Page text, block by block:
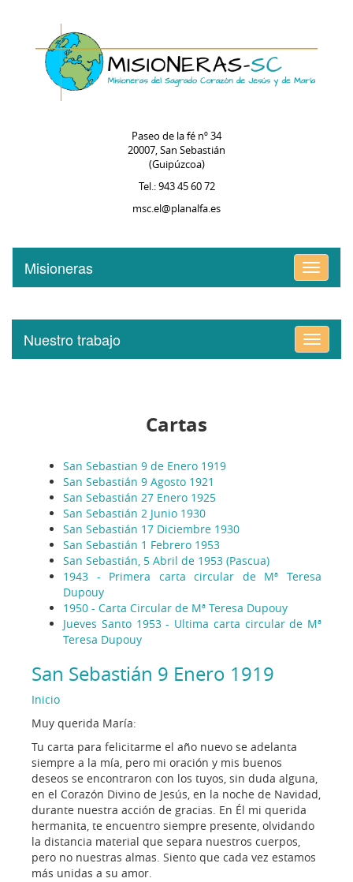
Paseo de la fé nº 34
20007, San Sebastián
(Guipúzcoa)
Tel.: 943 45 60 72
msc.el@planalfa.es
Alternar
menú
Misioneras
Alternar
menú
Nuestro trabajo
Cartas
San Sebastian 9 de Enero 1919
San Sebastián 9 Agosto 1921
San Sebastián 27 Enero 1925
San Sebastián 2 Junio 1930
San Sebastián 17 Diciembre 1930
San Sebastián 1 Febrero 1953
San Sebastián, 5 Abril de 1953 (Pascua)
1943 - Primera carta circular de Mª Teresa
Dupouy
1950 - Carta Circular de Mª Teresa Dupouy
Jueves Santo 1953 - Ultima carta circular de Mª
Teresa Dupouy
San Sebastián 9 Enero 1919
Inicio
Muy querida María:
Tu carta para felicitarme el año nuevo se adelanta
siempre a la mía, pero mi oración y mis buenos
deseos se encontraron con los tuyos, sin duda alguna,
en el Corazón Divino de Jesús, en la noche de Navidad,
durante nuestra acción de gracias. En Él mi querida
hermanita, te encuentro siempre presente, olvidando
la distancia material que separa nuestros cuerpos,
pero no nuestras almas. Siento que cada vez estamos
más unidas a su amor.